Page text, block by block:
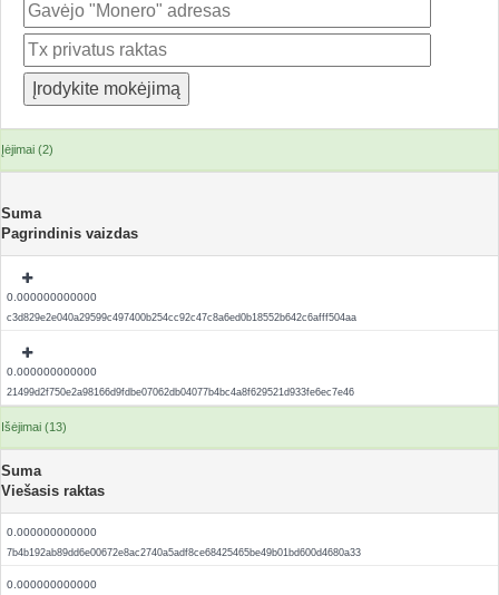
Įėjimai (2)
Suma
Pagrindinis vaizdas
0.000000000000
c3d829e2e040a29599c497400b254cc92c47c8a6ed0b18552b642c6afff504aa
0.000000000000
21499d2f750e2a98166d9fdbe07062db04077b4bc4a8f629521d933fe6ec7e46
Išėjimai (13)
Suma
Viešasis raktas
0.000000000000
7b4b192ab89dd6e00672e8ac2740a5adf8ce68425465be49b01bd600d4680a33
0.000000000000